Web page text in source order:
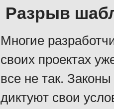
Разрыв
Многие
своих проектах
все не так. Законы
диктуют свои